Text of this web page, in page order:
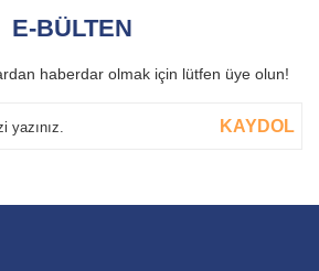
E-BÜLTEN
haberdar olmak için lütfen üye olun!
KAYDOL